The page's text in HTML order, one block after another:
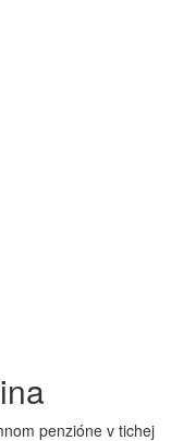
penzióne v tichej